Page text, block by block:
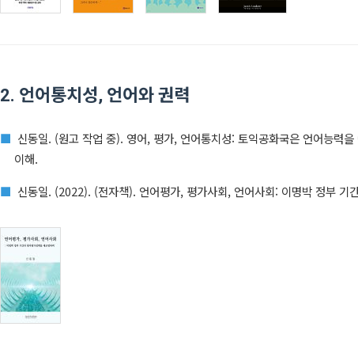
2. 언어통치성, 언어와 권력
신동일. (원고 작업 중). 영어, 평가, 언어통치성: 토익공화국은 언어능력
이해.
신동일. (2022). (전자책). 언어평가, 평가사회, 언어사회: 이명박 정부 기